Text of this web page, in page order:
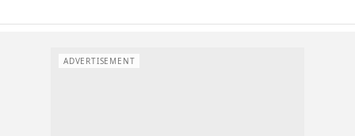
ADVERTISEMENT